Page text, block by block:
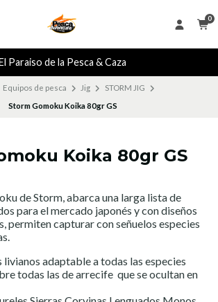
0
Paraiso de la Pesca & Caza
Equipos de pesca Jig
STORM JIG
Storm Gomoku Koika 80gr GS
Koika 80gr GS
de Storm, abarca una larga lista de
para el mercado japonés y con diseños
permiten capturar con señuelos especies
livianos adaptable a todas las especies
todas las de arrecife que se ocultan en